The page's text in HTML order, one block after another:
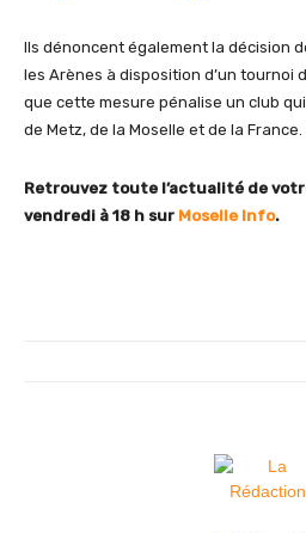
Ils dénoncent également la décision
les Arènes à disposition d’un tournoi
que cette mesure pénalise un club
de Metz, de la Moselle et de la France.
Retrouvez toute l’actualité de
vendredi à 18 h sur Moselle Info.